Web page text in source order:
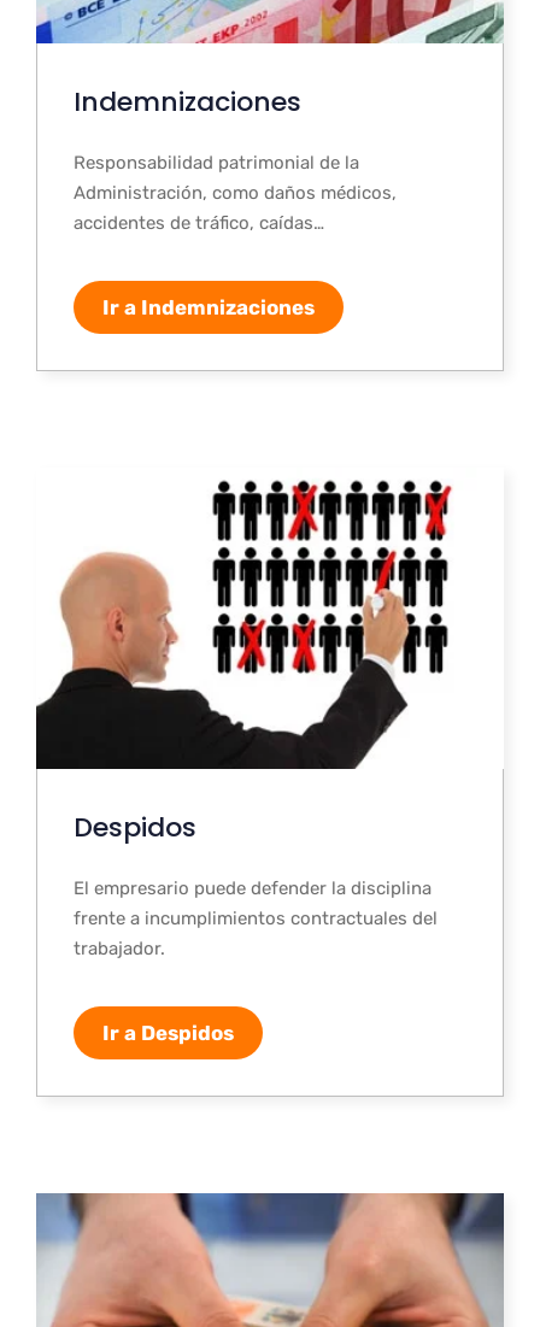
Indemnizaciones
Responsabilidad patrimonial de la
Administración, como daños médicos,
accidentes de tráfico, caídas…
Ir a Indemnizaciones
Despidos
El empresario puede defender la disciplina
frente a incumplimientos contractuales del
trabajador.
Ir a Despidos